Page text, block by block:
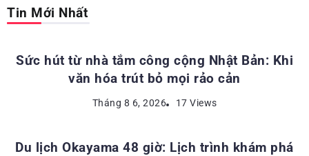
Tin Mới Nhất
Sức hút từ nhà tắm công cộng Nhật Bản: Khi
văn hóa trút bỏ mọi rảo cản
Tháng 8 6, 2026 17 Views
ĐỊA ĐIỂM DU LỊCH NHẬT BẢN
Du lịch Okayama 48 giờ: Lịch trình khám phá